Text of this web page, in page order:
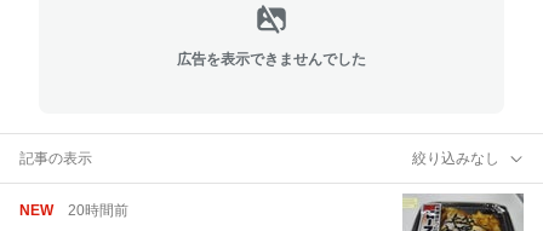
広告を表示できませんでした
記事の表示 絞り込みなし
NEW 20時間前